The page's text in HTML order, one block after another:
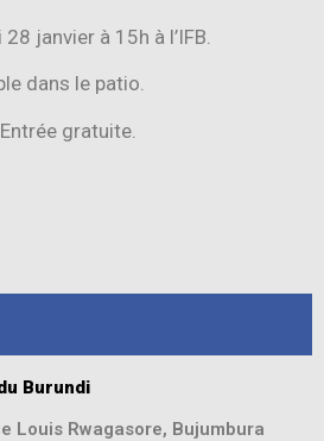
janvier à 15h à l’IFB.
dans le patio.
gratuite.
Burundi
Louis Rwagasore, Bujumbura